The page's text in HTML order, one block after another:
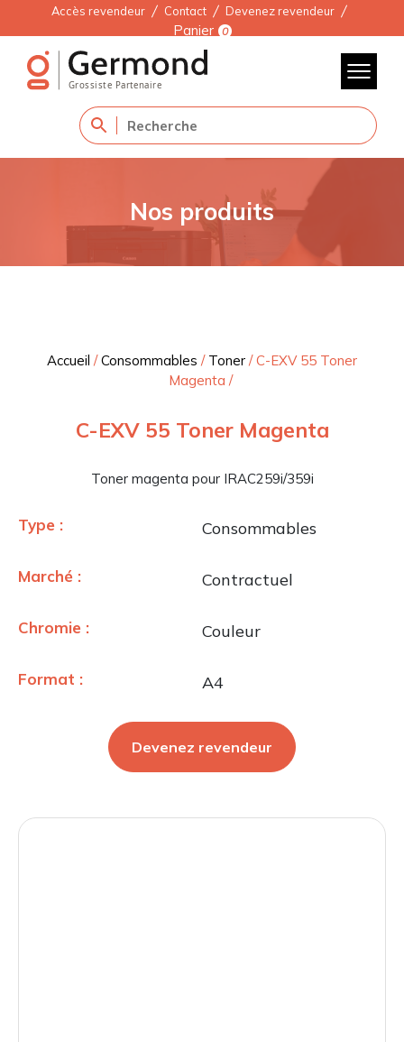
Accès revendeur Contact Devenez revendeur
Panier 0
Nos produits
Accueil /Consommables / Toner /C-EXV 55 Toner
Magenta /
C-EXV 55 Toner Magenta
Toner magenta pour IRAC259i/359i
Type : Consommables
Marché : Contractuel
Chromie : Couleur
Format : A4
Devenez revendeur